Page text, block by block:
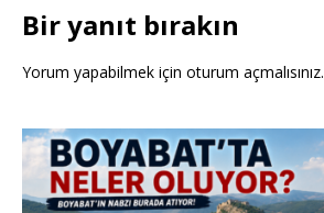
Bir yanıt bırakın
Yorum yapabilmek için oturum açmalısınız.